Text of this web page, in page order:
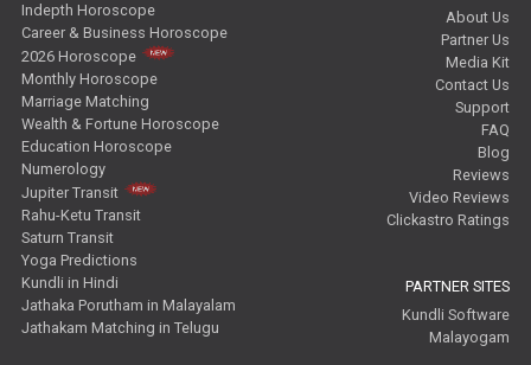
Indepth Horoscope
Career & Business Horoscope
2026 Horoscope
Monthly Horoscope
Marriage Matching
Wealth & Fortune Horoscope
Education Horoscope
Numerology
Jupiter Transit
Rahu-Ketu Transit
Saturn Transit
Yoga Predictions
Kundli in Hindi
Jathaka Porutham in Malayalam
Jathakam Matching in Telugu
About Us
Partner Us
Media Kit
Contact Us
Support
FAQ
Blog
Reviews
Video Reviews
Clickastro Ratings
PARTNER SITES
Kundli Software
Malayogam